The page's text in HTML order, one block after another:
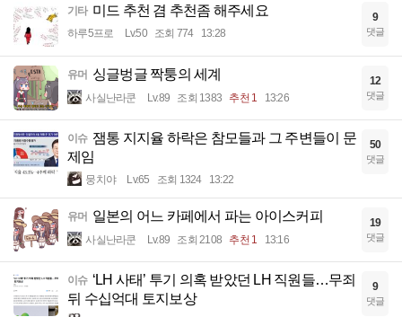
기타 미드 추천 겸 추천좀 해주세요
하루5프로 Lv.50 조회 774 13:28
9
댓글
유머 싱글벙글 짝퉁의 세계
사실난라쿤 Lv.89 조회 1383 추천 1 13:26
12
댓글
이슈 잼통 지지율 하락은 참모들과 그 주변들이 문
제임
뭉치야 Lv.65 조회 1324 13:22
50
댓글
유머 일본의 어느 카페에서 파는 아이스커피
사실난라쿤 Lv.89 조회 2108 추천 1 13:16
19
댓글
이슈 ‘LH 사태’ 투기 의혹 받았던 LH 직원들…무죄
뒤 수십억대 토지보상
9
댓글